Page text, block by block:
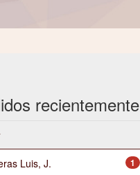
recientemente
1
Luis, J.